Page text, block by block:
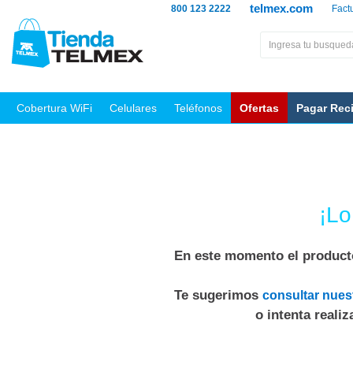
telmex.com
800 123 2222
Cobertura WiFi Celulares Teléfonos Ofertas Pagar
En este momento el
Te sugerimos consultar
o intenta